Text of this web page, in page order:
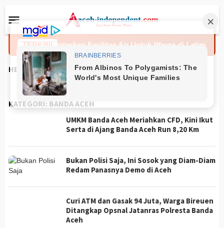
ke
kontenMobile
TERKINI
129 Tuntaskan Fasilitas Air Untuk Warga di Latim
HEADLINES
KATEGORI: BANDA ACEH
UMKM Banda Aceh Meriahkan CFD, Kini Ikut
Serta di Ajang Banda Aceh Run 8,20 Km
Bukan Polisi Saja, Ini Sosok yang Diam-Diam
Redam Panasnya Demo di Aceh
Curi ATM dan Gasak 94 Juta, Warga Bireuen
Ditangkap Opsnal Jatanras Polresta Banda
Aceh